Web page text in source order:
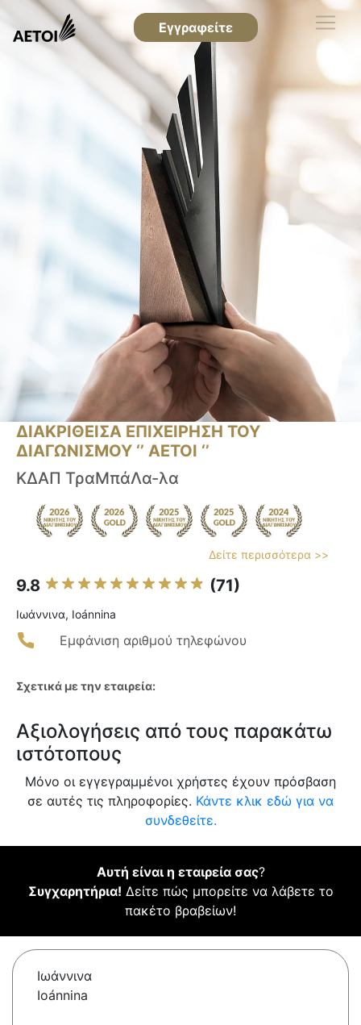
Εγγραφείτε
ΔΙΑΚΡΙΘΕΙΣΑ ΕΠΙΧΕΙΡΗΣΗ ΤΟΥ
ΔΙΑΓΩΝΙΣΜΟΥ ‘’ ΑΕΤΟΙ ‘’
ΚΔΑΠ ΤραΜπάΛα-λα
Δείτε περισσότερα >>
9.8 (71)
Ιωάννινα, Ioánnina
Εμφάνιση αριθμού τηλεφώνου
Σχετικά με την εταιρεία:
Αξιολογήσεις από τους παρακάτω
ιστότοπους
Μόνο οι εγγεγραμμένοι χρήστες έχουν πρόσβαση
σε αυτές τις πληροφορίες. Κάντε κλικ εδώ για να
συνδεθείτε.
Αυτή είναι η εταιρεία σας?
Συγχαρητήρια! Δείτε πώς μπορείτε να λάβετε το
πακέτο βραβείων!
Ιωάννινα
Ioánnina